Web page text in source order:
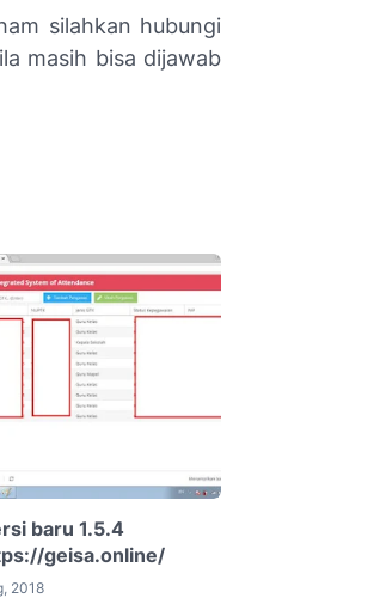
silahkan hubungi
masih bisa dijawab
baru 1.5.4
geisa.online/
2018